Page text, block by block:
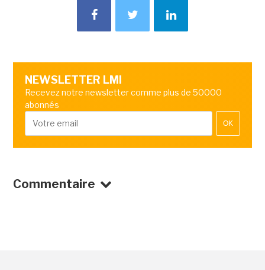
NEWSLETTER LMI
Recevez notre newsletter comme plus de 50000
abonnés
OK
Commentaire